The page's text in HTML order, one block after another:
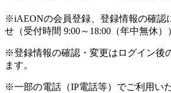
※iAEONの会員登録、登録情報の確認
せ（受付時間 9:00～18:00（年中無休）
※登録情報の確認・変更はログイン後
ます。
※一部の電話（IP電話等）でご利用い